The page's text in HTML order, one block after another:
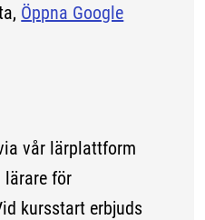
Öppna Google
vår lärplattform
för
kursstart erbjuds